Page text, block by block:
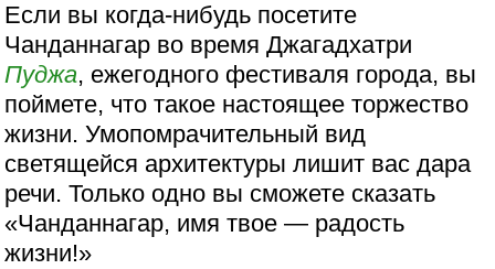
Если вы когда-нибудь посетите
Чанданнагар во время Джагадхатри
Пуджа, ежегодного фестиваля города, вы
поймете, что такое настоящее торжество
жизни. Умопомрачительный вид
светящейся архитектуры лишит вас дара
речи. Только одно вы сможете сказать
«Чанданнагар, имя твое — радость
жизни!»